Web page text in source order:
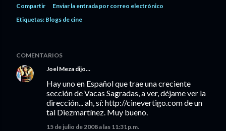
Compartir
Enviar la entrada por correo electrónico
Etiquetas: Blogs de cine
COMENTARIOS
Joel Meza dijo…
Hay uno en Español que trae una creciente
sección de Vacas Sagradas, a ver, déjame ver la
dirección... ah, sí: http://cinevertigo.com de un
tal Diezmartínez. Muy bueno.
15 de julio de 2008 a las 11:31 p.m.